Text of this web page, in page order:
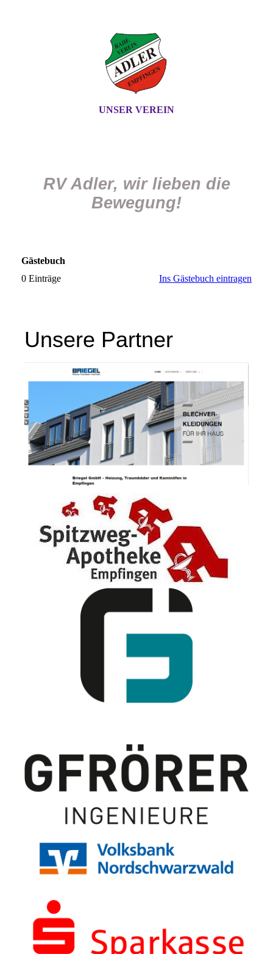
UNSER VEREIN
RV Adler, wir lieben die
Bewegung!
Gästebuch
0 Einträge
Ins Gästebuch eintragen
Unsere Partner